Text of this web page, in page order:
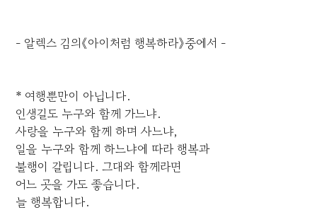
- 알렉스 김의《아이처럼 행복하라》중에서 -
* 여행뿐만이 아닙니다.
인생길도 누구와 함께 가느냐.
사랑을 누구와 함께 하며 사느냐,
일을 누구와 함께 하느냐에 따라 행복과
불행이 갈립니다. 그대와 함께라면
어느 곳을 가도 좋습니다.
늘 행복합니다.